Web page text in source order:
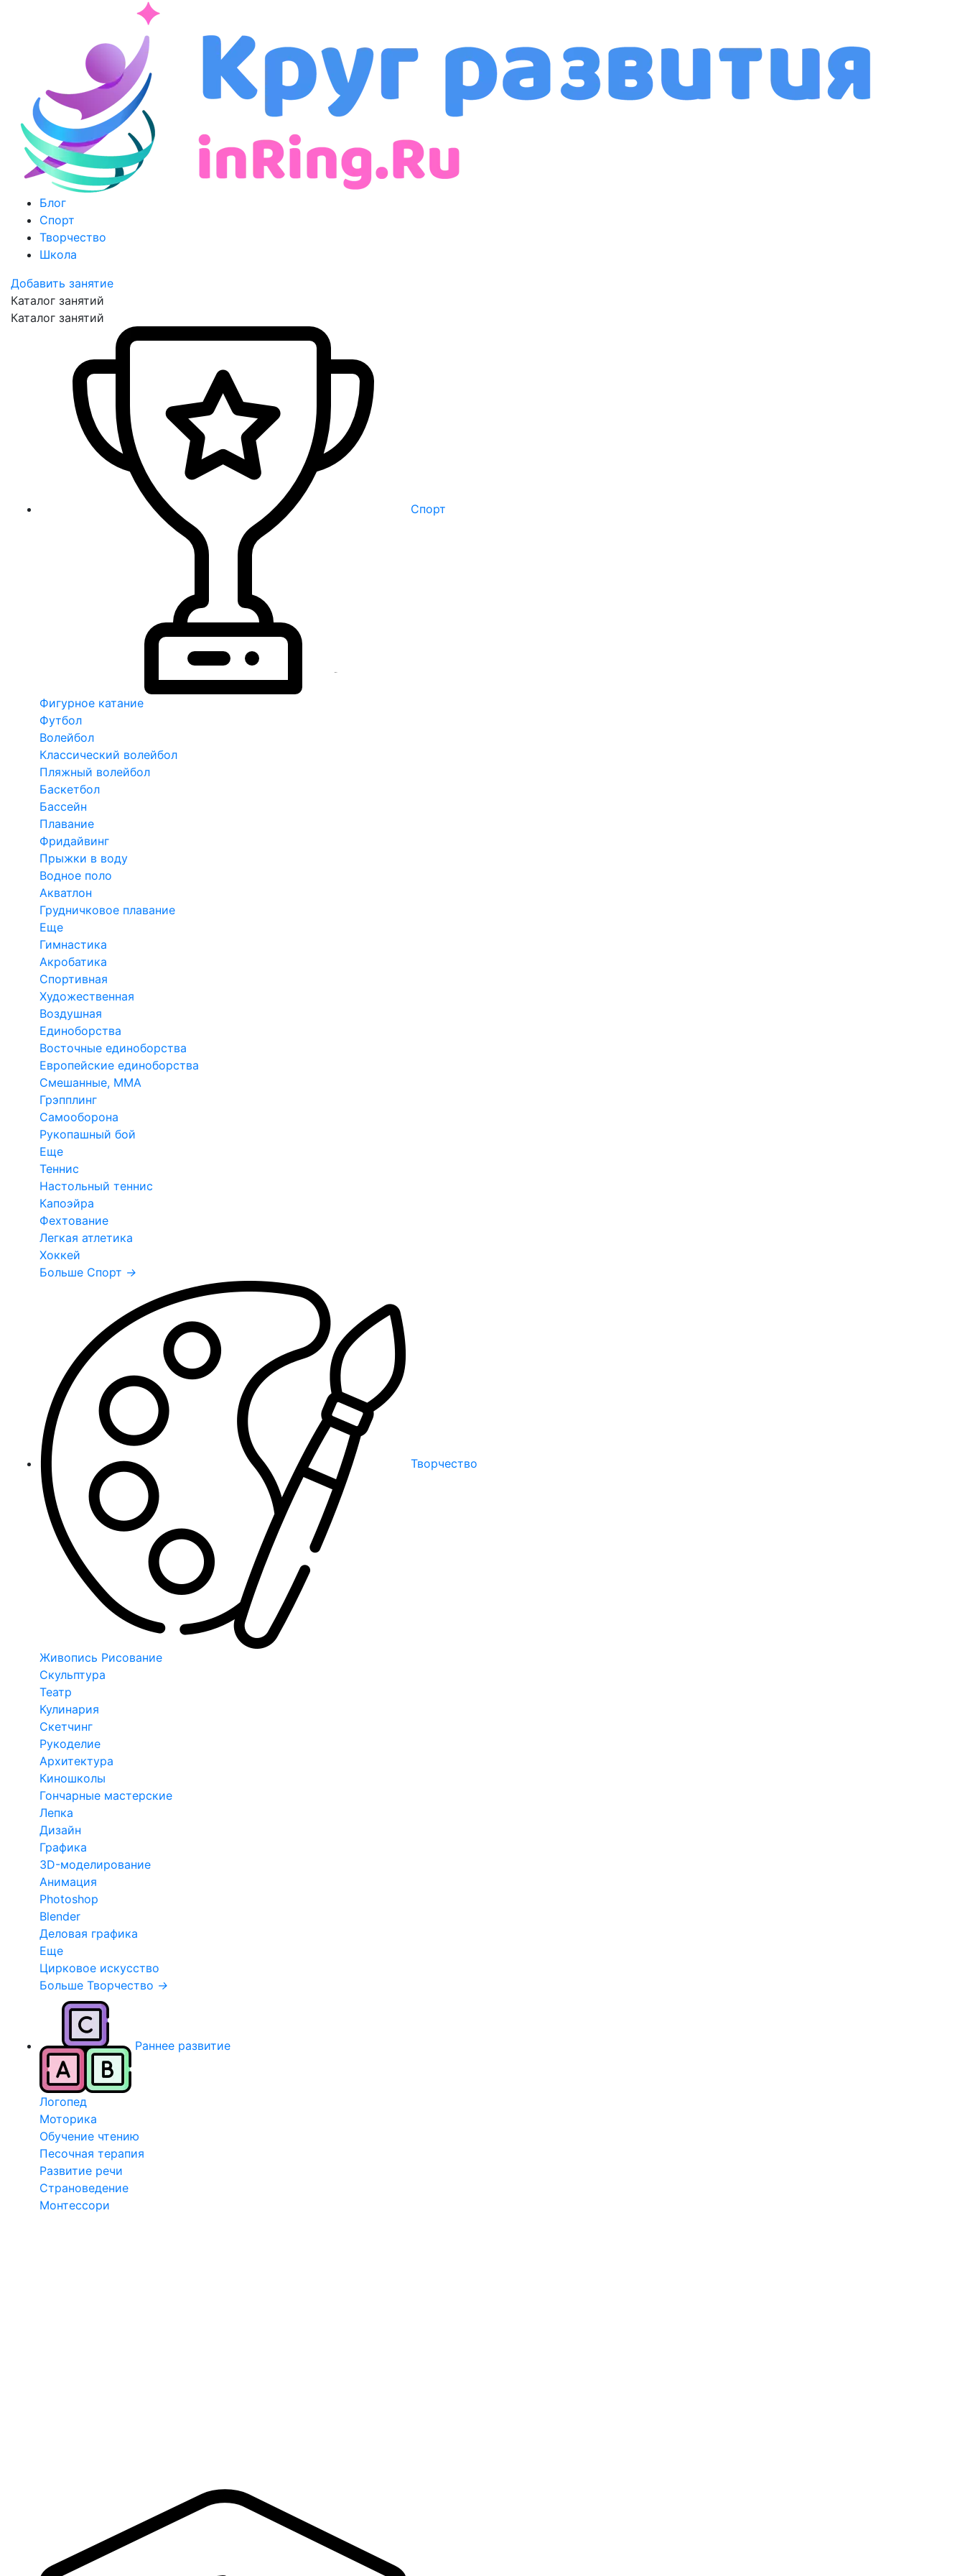
Блог
Спорт
Творчество
Школа
Добавить занятие
Каталог занятий
Каталог занятий
Спорт
Фигурное катание
Футбол
Волейбол
Классический волейбол
Пляжный волейбол
Баскетбол
Бассейн
Плавание
Фридайвинг
Прыжки в воду
Водное поло
Акватлон
Грудничковое плавание
Еще
Гимнастика
Акробатика
Спортивная
Художественная
Воздушная
Единоборства
Восточные единоборства
Европейские единоборства
Смешанные, ММА
Грэпплинг
Самооборона
Рукопашный бой
Еще
Теннис
Настольный теннис
Капоэйра
Фехтование
Легкая атлетика
Хоккей
Больше Спорт →
Творчество
Живопись Рисование
Скульптура
Театр
Кулинария
Скетчинг
Рукоделие
Архитектура
Киношколы
Гончарные мастерские
Лепка
Дизайн
Графика
3D-моделирование
Анимация
Photoshop
Blender
Деловая графика
Еще
Цирковое искусство
Больше Творчество →
Раннее развитие
Логопед
Моторика
Обучение чтению
Песочная терапия
Развитие речи
Страноведение
Монтессори